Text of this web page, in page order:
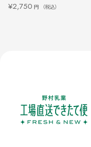
¥2,750 円 （税込）